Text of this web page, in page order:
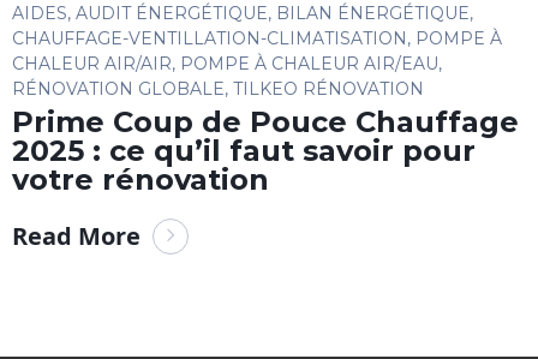
AIDES, AUDIT ÉNERGÉTIQUE, BILAN ÉNERGÉTIQUE,
CHAUFFAGE-VENTILLATION-CLIMATISATION, POMPE À
CHALEUR AIR/AIR, POMPE À CHALEUR AIR/EAU,
RÉNOVATION GLOBALE, TILKEO RÉNOVATION
Prime Coup de Pouce Chauffage
2025 : ce qu’il faut savoir pour
votre rénovation
Read More